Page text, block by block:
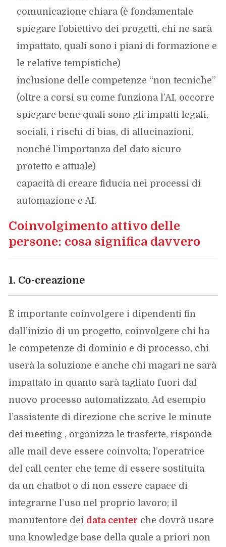
comunicazione chiara (è fondamentale
spiegare l’obiettivo dei progetti, chi ne sarà
impattato, quali sono i piani di formazione e
le relative tempistiche)
inclusione delle competenze “non tecniche”
(oltre a corsi su come funziona l’AI, occorre
spiegare bene quali sono gli impatti legali,
sociali, i rischi di bias, di allucinazioni,
nonché l’importanza del dato sicuro
protetto e attuale)
capacità di creare fiducia nei processi di
automazione e AI.
Coinvolgimento attivo delle
persone: cosa significa davvero
1. Co-creazione
È importante coinvolgere i dipendenti fin
dall’inizio di un progetto, coinvolgere chi ha
le competenze di dominio e di processo, chi
userà la soluzione e anche chi magari ne sarà
impattato in quanto sarà tagliato fuori dal
nuovo processo automatizzato. Ad esempio
l’assistente di direzione che scrive le minute
dei meeting , organizza le trasferte, risponde
alle mail deve essere coinvolta; l’operatrice
del call center che teme di essere sostituita
da un chatbot o di non essere capace di
integrarne l’uso nel proprio lavoro; il
manutentore dei data center che dovrà usare
una knowledge base della quale a priori non